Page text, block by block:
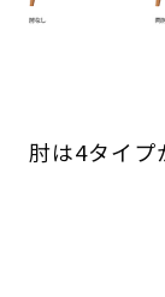
肘は4タイプ